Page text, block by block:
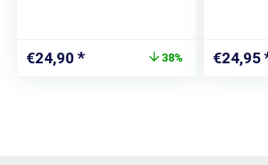
Ursprünglicher
€24,90
Aktueller
38% €24,95